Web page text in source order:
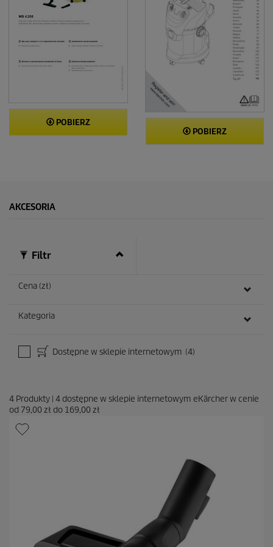
POBIERZ
POBIERZ
AKCESORIA
Filtr
Cena (zł)
Kategoria
Dostępne w sklepie internetowym (4)
4 Produkty 4dostępne w sklepie internetowym eKärcher w cenie
od 79,00 zł do 169,00 zł